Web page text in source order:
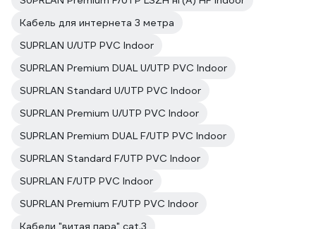
Кабель для интернета 3 метра
SUPRLAN U/UTP PVC Indoor
SUPRLAN Premium DUAL U/UTP PVC Indoor
SUPRLAN Standard U/UTP PVC Indoor
SUPRLAN Premium U/UTP PVC Indoor
SUPRLAN Premium DUAL F/UTP PVC Indoor
SUPRLAN Standard F/UTP PVC Indoor
SUPRLAN F/UTP PVC Indoor
SUPRLAN Premium F/UTP PVC Indoor
Кабели "витая пара" cat.3